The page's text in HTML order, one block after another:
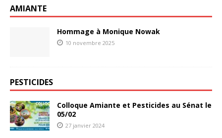
AMIANTE
Hommage à Monique Nowak
10 novembre 2025
PESTICIDES
Colloque Amiante et Pesticides au Sénat le
05/02
27 janvier 2024